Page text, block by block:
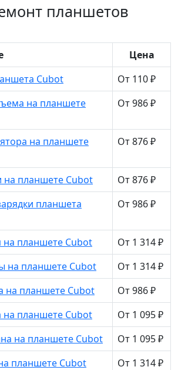
планшетов
Цена
Cubot
От 110 ₽
на планшете
От 986 ₽
на планшете
От 876 ₽
на планшете Cubot
От 876 ₽
планшета
От 986 ₽
на планшете Cubot
От 1 314 ₽
на планшете Cubot
От 1 314 ₽
на планшете Cubot
От 986 ₽
на планшете Cubot
От 1 095 ₽
на планшете Cubot
От 1 095 ₽
планшете Cubot
От 1 314 ₽